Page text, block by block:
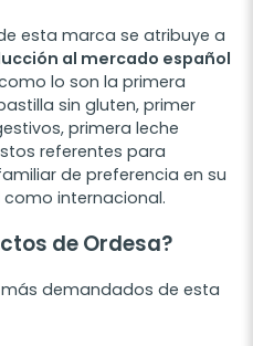
esta marca se atribuye a
al mercado español
lo son la primera
sin gluten, primer
primera leche
referentes para
de preferencia en su
internacional.
de Ordesa?
demandados de esta